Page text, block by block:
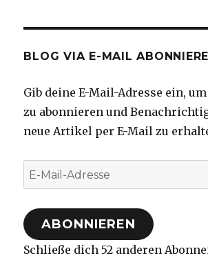
BLOG VIA E-MAIL
Gib deine E-Mail-Adresse ein,
zu abonnieren und
neue Artikel per E-Mail zu
E-
Mail-
Adresse
ABONNIEREN
Schließe dich 52 anderen